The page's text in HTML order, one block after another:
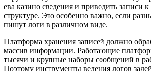
ева казино сведения и приводить записи к
структуре. Это особенно важно, если
пишут логи в различном виде.
Платформа хранения записей должно
массив информации. Работающие
тысячи и крупные наборы сообщений в
Поэтому инструменты ведения логов